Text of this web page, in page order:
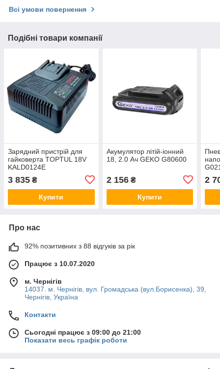
Всі умови повернення
Подібні товари компанії
Зарядний пристрій для
гайковерта TOPTUL 18V
KALD0124E
3 835 ₴
Купити
Акумулятор літій-іонний
18, 2.0 Ач GEKO G80600
2 156₴
Купити
2
Про нас
92% позитивних з 88 відгуків за рік
Працює з 10.07.2020
м. Чернігів
14037. м. Чернігів, вул. Громадська (вул.Борисенка), 39,
Чернігів, Україна
Контакти
Сьогодні працює з 09:00 до 21:00
Показати весь графік роботи